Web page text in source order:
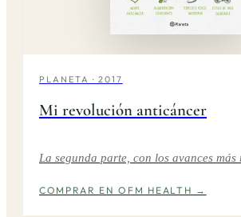
PLANETA · 2017
Mi revolución anticáncer
La segunda parte, con los avances más
COMPRAR EN OFM HEALTH →